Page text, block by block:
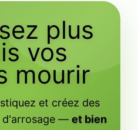
plus
vos
mourir
et créez des
d'arrosage — et bien